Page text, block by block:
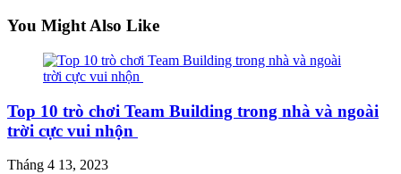
You Might Also Like
Top 10 trò chơi Team Building trong nhà và ngoài
trời cực vui nhộn
Tháng 4 13, 2023